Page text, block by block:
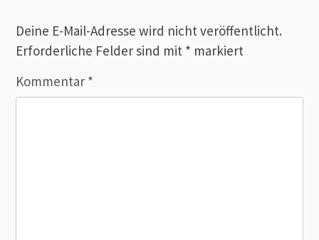
Deine E-Mail-Adresse wird nicht veröffentlicht.
Erforderliche Felder sind mit * markiert
Kommentar *